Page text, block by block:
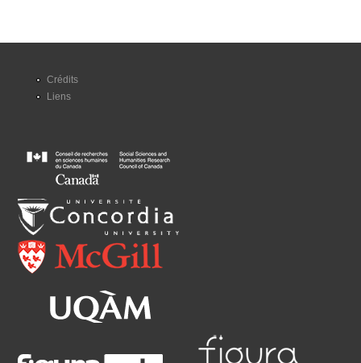
Crédits
Liens